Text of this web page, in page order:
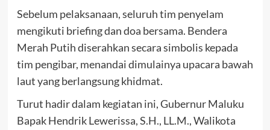
Sebelum pelaksanaan, seluruh tim penyelam
mengikuti briefing dan doa bersama. Bendera
Merah Putih diserahkan secara simbolis kepada
tim pengibar, menandai dimulainya upacara bawah
laut yang berlangsung khidmat.
Turut hadir dalam kegiatan ini, Gubernur Maluku
Bapak Hendrik Lewerissa, S.H., LL.M., Walikota